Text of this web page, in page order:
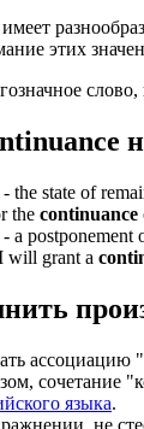
этих
- the state of
the continuance
- a postponement
will grant a
ассоциацию
языка.
не